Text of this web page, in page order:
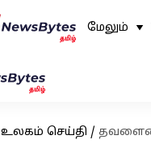
மேலும்
உலகம் செய்தி / தவளையை உயிரோடு விழுங்கினால்